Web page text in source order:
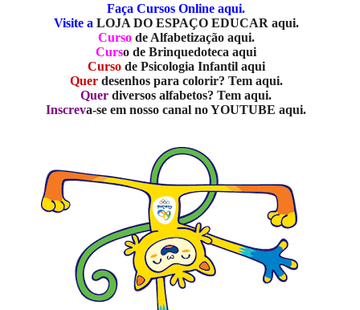
Faça Cursos Online aqui.
Visite a LOJA DO ESPAÇO EDUCAR aqui.
Curso de Alfabetização aqui.
Curso de Brinquedoteca aqui
Curso de Psicologia Infantil aqui
Querdesenhos para colorir? Tem aqui.
Querdiversos alfabetos? Tem aqui.
Inscreva-se em nosso canal no YOUTUBE aqui.